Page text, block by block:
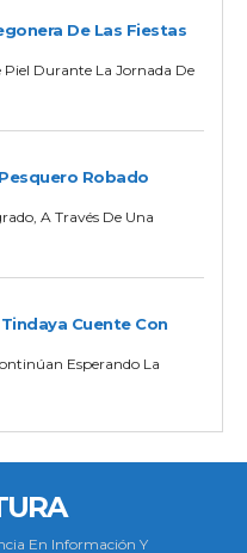
De Las Fiestas
Piel Durante La Jornada De
Robado
A Través De Una
Tindaya Cuente Con
Esperando La
En Información Y